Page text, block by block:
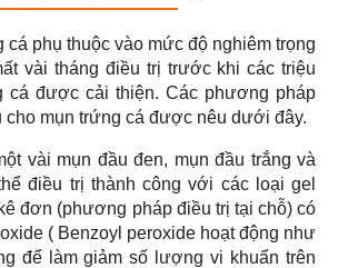
phụ thuộc vào mức độ nghiêm trọng
vài tháng điều trị trước khi các triệu
cá được cải thiện. Các phương pháp
cho mụn trứng cá được nêu dưới đây.
vài mụn đầu đen, mụn đầu trắng và
điều trị thành công với các loại gel
đơn (phương pháp điều trị tại chỗ) có
( Benzoyl peroxide hoạt động như
để làm giảm số lượng vi khuẩn trên